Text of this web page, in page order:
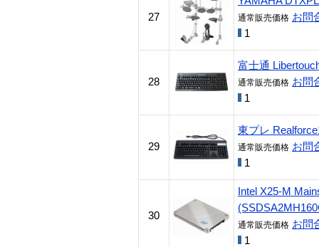
27 通常販売価格 お問
1
28
富士通
通常販売価格 お問
1
29
東プレ
通常販売価格 お問
1
30
Intel X25-M
通常販売価格 お問
1